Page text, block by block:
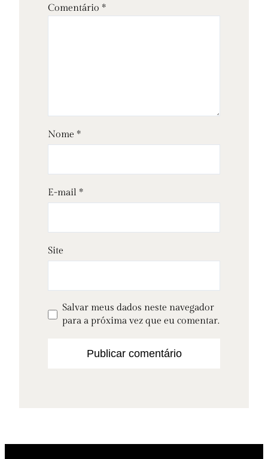
Comentário *
Nome *
E-mail *
Site
Salvar meus dados neste navegador
para a próxima vez que eu comentar.